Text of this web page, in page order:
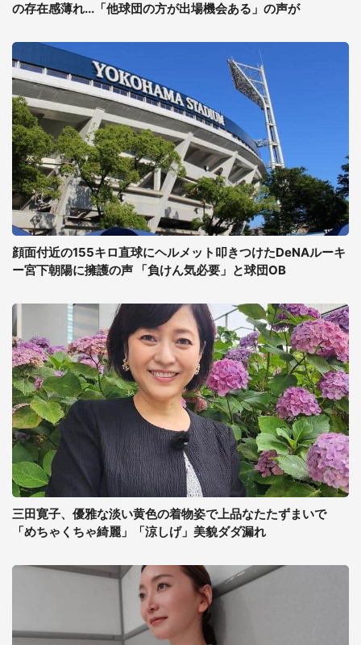
の存在感薄れ...「他球団の方が出場機会ある」の声が
顔面付近の155キロ直球にヘルメット叩きつけたDeNAルーキ
ー宮下朝陽に擁護の声 「負けん気必要」と球団OB
三田寛子、優雅な淡い黄色の着物姿で上品なたたずまいで
「めちゃくちゃ綺麗」「涼しげ」美貌ダダ漏れ